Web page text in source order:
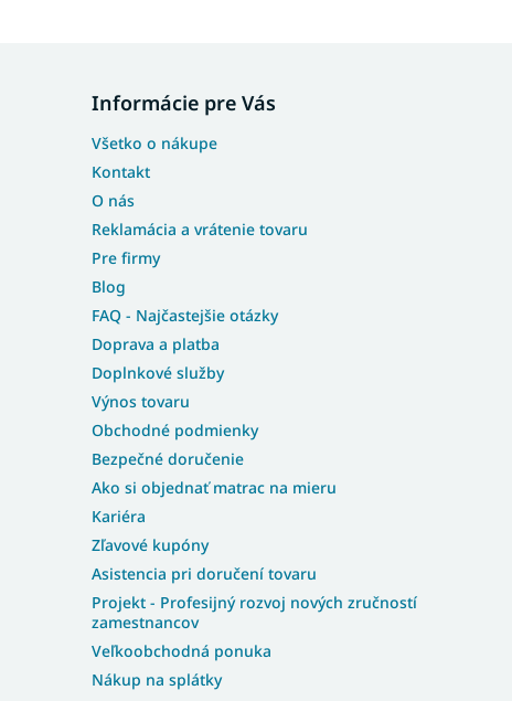
Informácie pre Vás
Všetko o nákupe
Kontakt
O nás
Reklamácia a vrátenie tovaru
Pre firmy
Blog
FAQ - Najčastejšie otázky
Doprava a platba
Doplnkové služby
Výnos tovaru
Obchodné podmienky
Bezpečné doručenie
Ako si objednať matrac na mieru
Kariéra
Zľavové kupóny
Asistencia pri doručení tovaru
Projekt - Profesijný rozvoj nových zručností
zamestnancov
Veľkoobchodná ponuka
Nákup na splátky